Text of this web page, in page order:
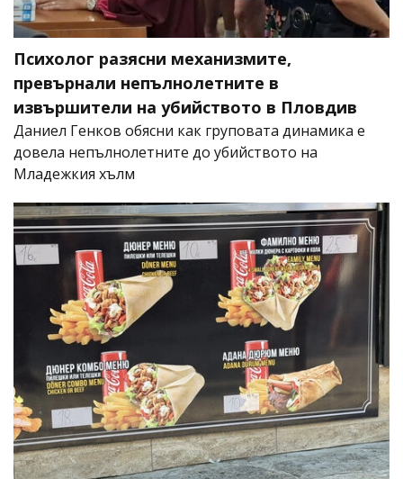
Психолог разясни механизмите,
превърнали непълнолетните в
извършители на убийството в Пловдив
Даниел Генков обясни как груповата динамика е
довела непълнолетните до убийството на
Младежкия хълм